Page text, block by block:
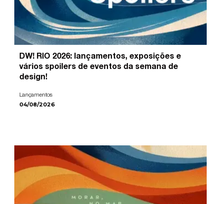
DW! RIO 2026: lançamentos, exposições e
vários spoilers de eventos da semana de
design!
Lançamentos
04/08/2026